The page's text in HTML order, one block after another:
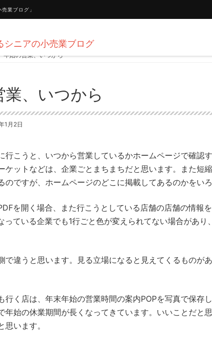
業ブログ」
シニアの小売業ブログ
年始の営業、いつから
業、いつから
1月2日
こうと、いつから営業しているかホームページで確認
ケットなどは、企業ごとまちまちだと思います。また短
のですが、ホームページのどこに掲載してあるのかをい
を開く場合、また行こうとしている店舗の店舗の情報
っている企業でも1行ごと色が変えられてない場合があ
違うと思います。見る立場になると見えてくるものが
く店は、年末年始の営業時間の案内POPを写真で保存
年始の休業期間が長くなってきています。いいことだと
います。